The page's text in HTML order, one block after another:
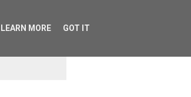
LEARN MORE GOT IT